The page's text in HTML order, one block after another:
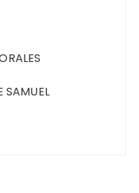
SAMUEL